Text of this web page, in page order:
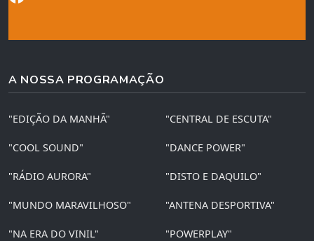
A NOSSA PROGRAMAÇÃO
"EDIÇÃO DA MANHÃ" "CENTRAL DE ESCUTA"
"COOL SOUND" "DANCE POWER"
"RÁDIO AURORA" "DISTO E DAQUILO"
"MUNDO MARAVILHOSO" "ANTENA DESPORTIVA"
"NA ERA DO VINIL" "POWERPLAY"